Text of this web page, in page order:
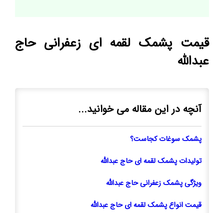
قیمت پشمک لقمه ای زعفرانی حاج
عبدالله
آنچه در این مقاله می خوانید...
پشمک سوغات کجاست؟
تولیدات پشمک لقمه ای حاج عبدالله
ویژگی پشمک زعفرانی حاج عبدالله
قیمت انواع پشمک لقمه ای حاج عبدالله